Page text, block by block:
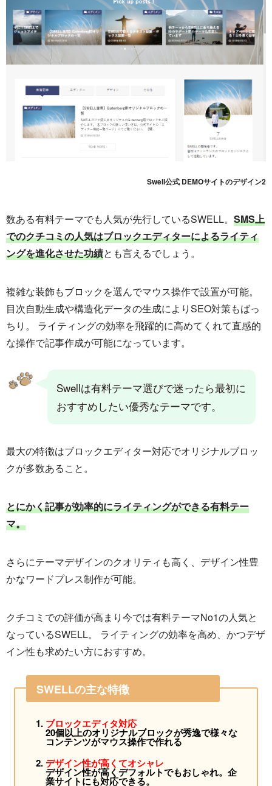
Swell公式 DEMOサイトのデザイン2
数ある有料テーマでも人気が先行しているSWELL。 SMS上
でのクチコミの人気はブロックエディターによるライティ
ングを進化させた功績とも言えるでしょう。
複雑な装飾もブロックを選んでマウス操作で設置が可能。
目次自動生成や構造化データの生成によりSEO対策もばっ
ちり。 ライティングの効率を飛躍的に高めてくれて直感的
な操作で記事作成が可能になっています。
Swellは有料テーマ選びで迷ったら最初に
おすすめしたい優秀なテーマです。
最大の特徴はブロックエディター対応でオリジナルブロッ
クが多数あること。
とにかく記事が効率的にライティングができる有料テー
マ。
さらにテーマデザインのクオリティも高く、デザイン性豊
かなワードプレス制作が可能。
クチコミでの評価が高まり今では有料テーマNo1の人気と
なっているSWELL。 ライティングの効率を高め、かつデザ
イン性も求めたい方におすすめ。
SWELLの主な特徴
ブロックエディタ対応
20個以上のオリジナルブロックが秀逸で様々な
コンテンツがマウス操作で作れる
デザイン性が高くてオシャレ
デザイン性が高くデフォルトでもおしゃれ。企
業サイトにも対応できる。